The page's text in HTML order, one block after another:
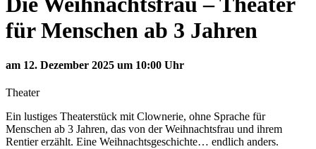
für Menschen ab 3 Jahren
am 12. Dezember 2025 um 10:00 Uhr
Theater
Ein lustiges Theaterstück mit Clownerie, ohne Sprache für
Menschen ab 3 Jahren, das von der Weihnachtsfrau und ihrem
Rentier erzählt. Eine Weihnachtsgeschichte… endlich anders.